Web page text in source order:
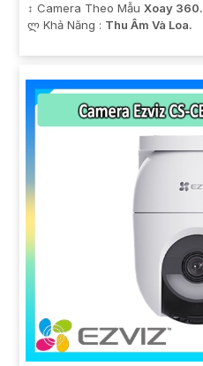
↕️ Camera Theo Mẫu Xoay 360.
️ლ Khả Năng : Thu Âm Và Loa.